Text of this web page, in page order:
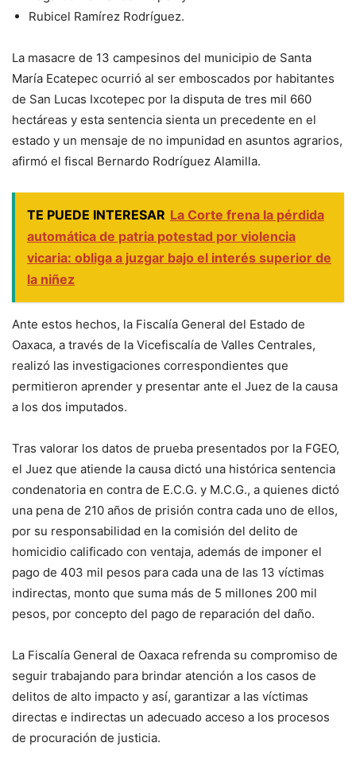
Rubicel Ramírez Rodríguez.
La masacre de 13 campesinos del municipio de Santa
María Ecatepec ocurrió al ser emboscados por habitantes
de San Lucas Ixcotepec por la disputa de tres mil 660
hectáreas y esta sentencia sienta un precedente en el
estado y un mensaje de no impunidad en asuntos agrarios,
afirmó el fiscal Bernardo Rodríguez Alamilla.
TE PUEDE INTERESAR La Corte frena la pérdida
automática de patria potestad por violencia
vicaria: obliga a juzgar bajo el interés superior de
la niñez
Ante estos hechos, la Fiscalía General del Estado de
Oaxaca, a través de la Vicefiscalía de Valles Centrales,
realizó las investigaciones correspondientes que
permitieron aprender y presentar ante el Juez de la causa
a los dos imputados.
Tras valorar los datos de prueba presentados por la FGEO,
el Juez que atiende la causa dictó una histórica sentencia
condenatoria en contra de E.C.G. y M.C.G., a quienes dictó
una pena de 210 años de prisión contra cada uno de ellos,
por su responsabilidad en la comisión del delito de
homicidio calificado con ventaja, además de imponer el
pago de 403 mil pesos para cada una de las 13 víctimas
indirectas, monto que suma más de 5 millones 200 mil
pesos, por concepto del pago de reparación del daño.
La Fiscalía General de Oaxaca refrenda su compromiso de
seguir trabajando para brindar atención a los casos de
delitos de alto impacto y así, garantizar a las víctimas
directas e indirectas un adecuado acceso a los procesos
de procuración de justicia.